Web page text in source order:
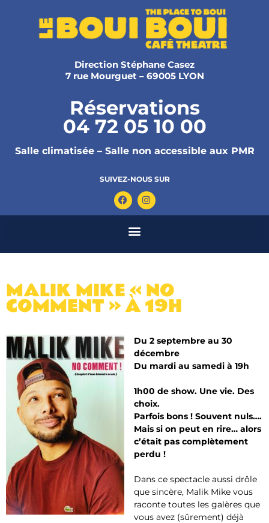
Direction Stéphane Casez
7 rue Mourguet – 69005 LYON
Réservations
04 72 05 10 00
Salle climatisée – Salle non accessible aux PMR
SUIVEZ-NOUS SUR
MALIK MIKE « NO
COMMENT » À 19H
Du 2 septembre au 30
décembre
Du mardi au samedi à 19h
1h00 de show. Une vie. Des
choix.
Parfois bons ! Souvent nuls….
Mais si on peut en rire… alors
c’était pas complètement
perdu !
Dans ce spectacle aussi drôle
que sincère, Malik Mike vous
raconte toutes les galères que
vous avez (sûrement) déjà